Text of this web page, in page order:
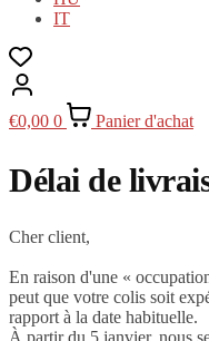
IT
€0,00 0 Panier d'achat
Délai de
Cher client,
En raison d'une «
peut que votre colis soit
rapport à la date habituelle.